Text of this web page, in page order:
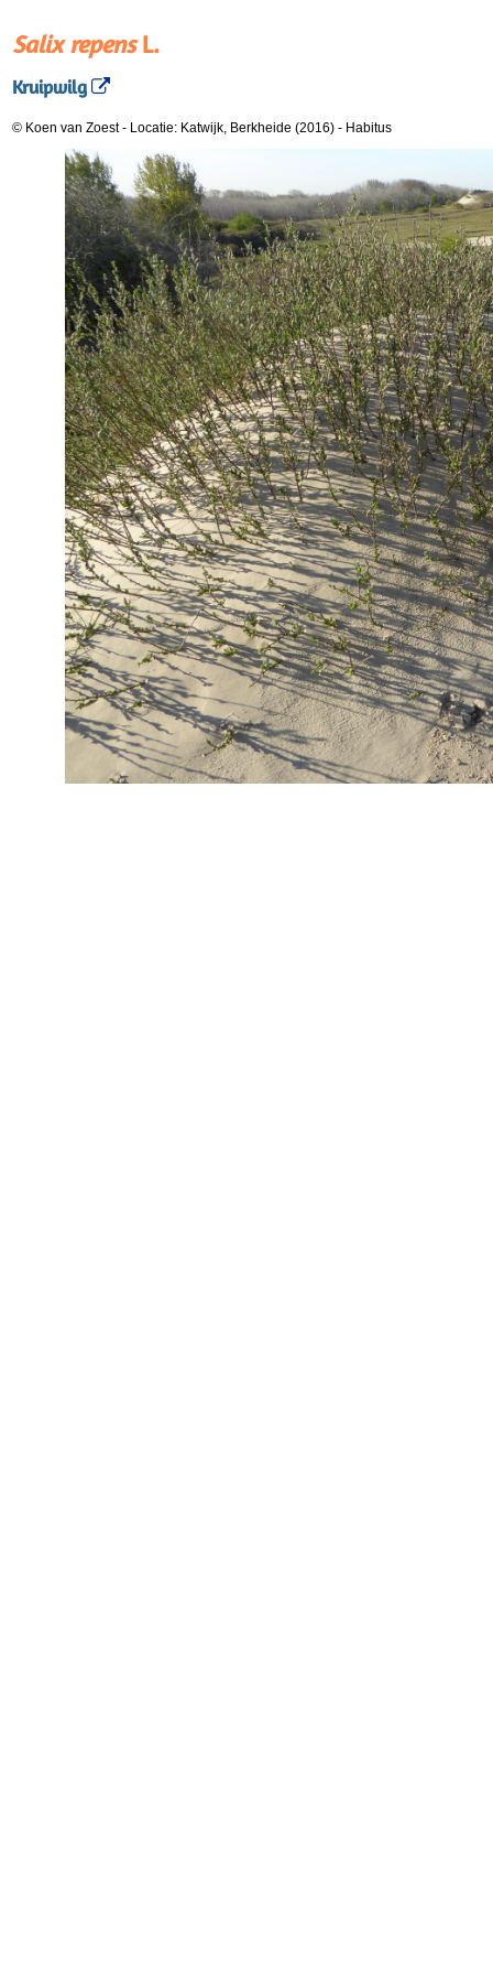
Salix repensL.
Kruipwilg
© Koen van Zoest- Locatie: Katwijk, Berkheide (2016) - Habitus